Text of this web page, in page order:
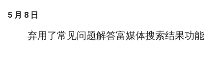
5 月 8 日
弃用了常见问题解答富媒体搜索结果功能